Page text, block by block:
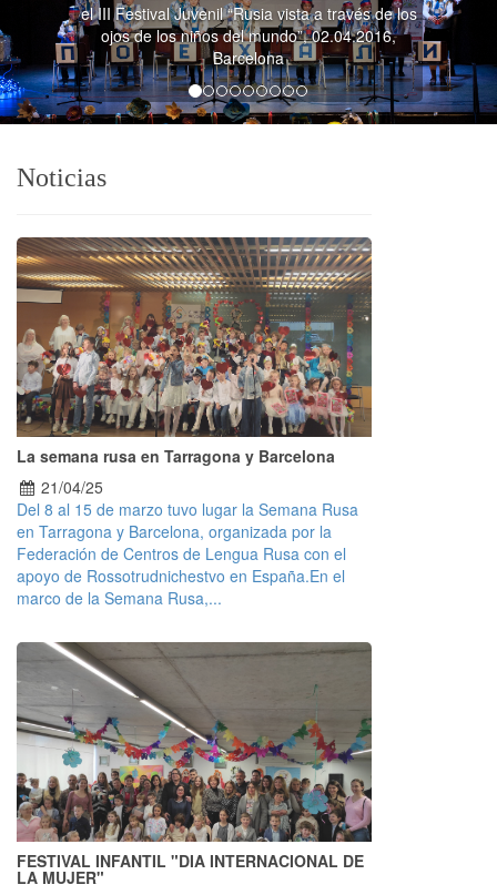
vista a través de los
02.04.2016,
Fiesta de apertura del
rusa “Azbuka”,
Noticias
La semana rusa en Tarragona y Barcelona
21/04/25
Del 8 al 15 de marzo tuvo lugar la Semana Rusa
en Tarragona y Barcelona, organizada por la
Federación de Centros de Lengua Rusa con el
apoyo de Rossotrudnichestvo en España.En el
marco de la Semana Rusa,...
FESTIVAL INFANTIL "DIA INTERNACIONAL DE
LA MUJER"